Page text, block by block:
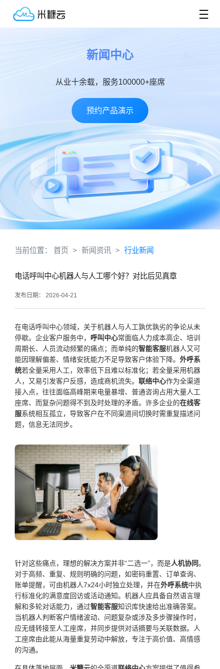
新闻中心
从业十余载，服务100000+座席
预约产品演示
当前位置： 首页 > 新闻资讯 > 行业新闻
电话呼叫中心机器人与人工哪个好？对比后见真章
发布日期： 2026-04-21
在电话呼叫中心领域，关于机器人与人工孰优孰劣的争论从未
停歇。企业客户服务中， 呼叫中心常面临人力成本高企、培训
周期长、人员流动频繁的痛点；而单纯的智能客服机器人又可
能因理解偏差、情绪安抚能力不足导致客户体验下降。 外呼系
统若全量采用人工，效率低下且难以标准化；若全量采用机器
人，又易引发客户反感，造成商机流失。 联络中心作为全渠道
接入点，往往面临高峰期来电量暴增、普通咨询占用大量人工
座席、而复杂问题得不到及时处理的矛盾。许多企业的在线客
服系统相互孤立，导致客户在不同渠道间切换时需重复描述问
题，信息无法同步。
针对这些痛点，理想的解决方案并非“二选一”，而是人机协同。
对于高频、重复、规则明确的问题，如密码重置、订单查询、
账单提醒，可由机器人7x24小时独立处理，并在外呼系统中执
行标准化的满意度回访或活动通知。机器人应具备自然语言理
解和多轮对话能力，通过智能客服知识库快速给出准确答案。
当机器人判断客户情绪波动、问题复杂或涉及多步骤操作时，
应无缝转接至人工座席，并同步提供对话摘要与关联数据。人
工座席由此能从海量重复劳动中解放，专注于高价值、高情感
的沟通。